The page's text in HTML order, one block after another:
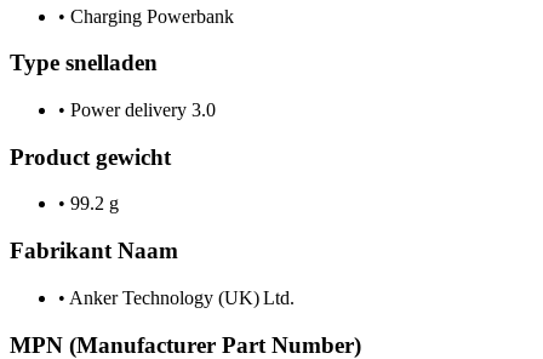
• Charging Powerbank
Type snelladen
• Power delivery 3.0
Product gewicht
• 99.2 g
Fabrikant Naam
• Anker Technology (UK) Ltd.
MPN (Manufacturer Part Number)